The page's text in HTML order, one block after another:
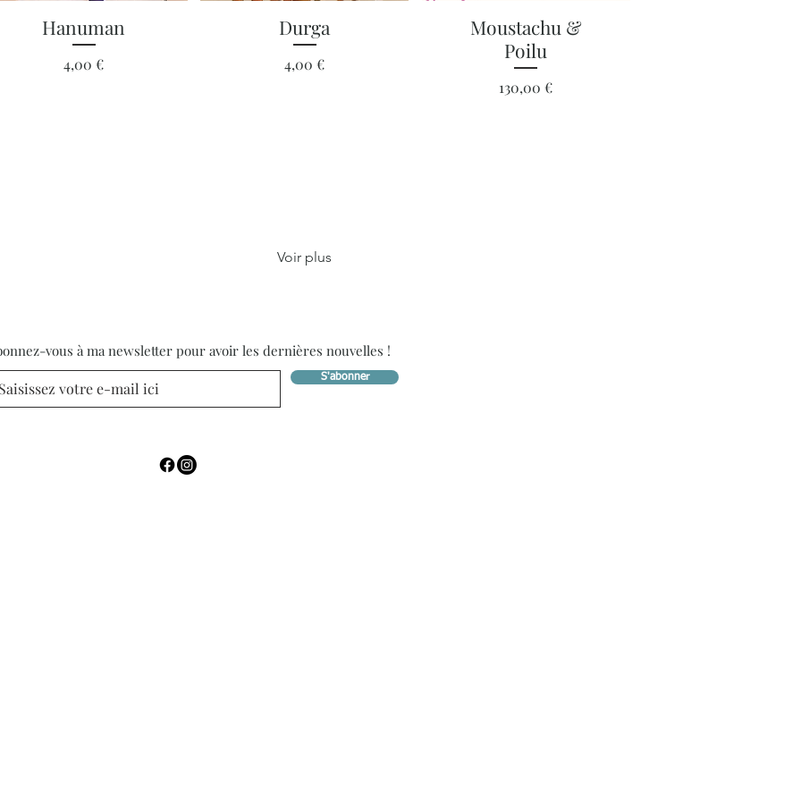
Aperçu rapide
Hanuman
Prix
4,00 €
Aperçu rapide
Durga
Prix
4,00 €
Aperçu rapide
Moustachu &
Poilu
Prix
130,00 €
Voir plus
vous à ma newsletter pour avoir les dernières nouvelles !
S'abonner